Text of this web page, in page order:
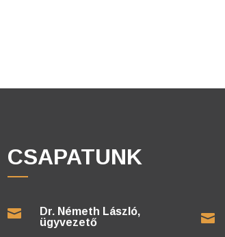
CSAPATUNK

Dr. Németh László,
ügyvezető
